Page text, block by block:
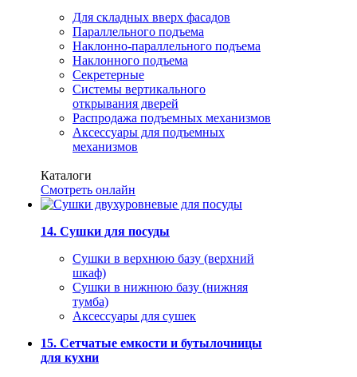
Для складных вверх фасадов
Параллельного подъема
Наклонно-параллельного подъема
Наклонного подъема
Секретерные
Системы вертикального
открывания дверей
Распродажа подъемных механизмов
Аксессуары для подъемных
механизмов
Каталоги
Смотреть онлайн
14. Сушки для посуды
Сушки в верхнюю базу (верхний
шкаф)
Сушки в нижнюю базу (нижняя
тумба)
Аксессуары для сушек
15. Сетчатые емкости и бутылочницы
для кухни